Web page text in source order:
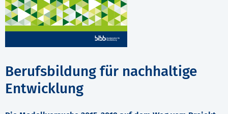
Berufsbildung für nachhaltige
Entwicklung